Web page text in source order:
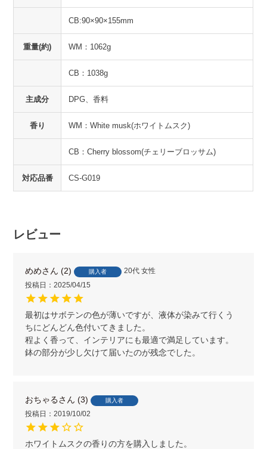
CB:90×90×155mm
重量(約) WM：1062g
CB：1038g
主成分 DPG、香料
香り WM：White musk(ホワイトムスク)
CB：Cherry blossom(チェリーブロッサム)
対応品番 CS-G019
レビュー
めめ 2 購入者 20代 女性
投稿日
2025/04/15
最初はサボテンの色が薄いですが、液体が染みて行くう
ちにどんどん色付いてきました。
程よく香って、インテリアにも最適で満足しています。
鉢の部分が少し欠けて届いたのが残念でした。
おちゃる 3 購入者
投稿日 2019/10/02
ホワイトムスクの香りの方を購入しました。